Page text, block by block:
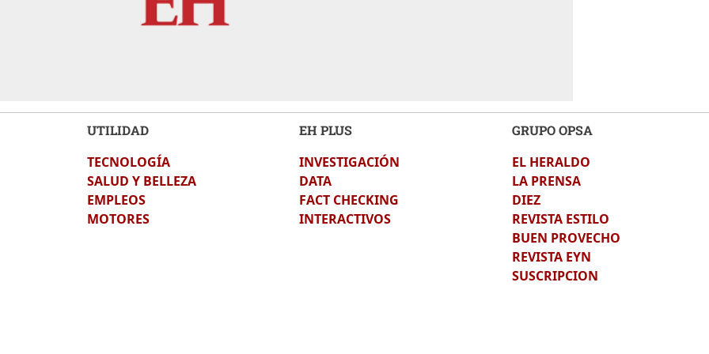
UTILIDAD
TECNOLOGÍA
SALUD Y BELLEZA
EMPLEOS
MOTORES
EH PLUS
INVESTIGACIÓN
DATA
FACT CHECKING
INTERACTIVOS
GRUPO OPSA
EL HERALDO
LA PRENSA
DIEZ
REVISTA ESTILO
BUEN PROVECHO
REVISTA EYN
SUSCRIPCION